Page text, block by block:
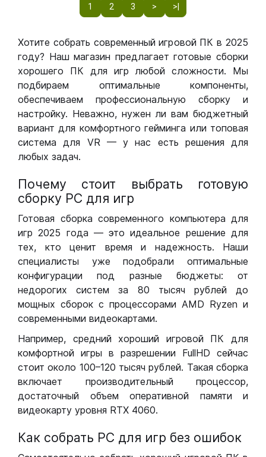
1 2 3 > >|
Хотите собрать современный игровой ПК в 2025
году? Наш магазин предлагает готовые сборки
хорошего ПК для игр любой сложности. Мы
подбираем оптимальные компоненты,
обеспечиваем профессиональную сборку и
настройку. Неважно, нужен ли вам бюджетный
вариант для комфортного гейминга или топовая
система для VR — у нас есть решения для
любых задач.
Почему стоит выбрать готовую
сборку РС для игр
Готовая сборка современного компьютера для
игр 2025 года — это идеальное решение для
тех, кто ценит время и надежность. Наши
специалисты уже подобрали оптимальные
конфигурации под разные бюджеты: от
недорогих систем за 80 тысяч рублей до
мощных сборок с процессорами AMD Ryzen и
современными видеокартами.
Например, средний хороший игровой ПК для
комфортной игры в разрешении FullHD сейчас
стоит около 100–120 тысяч рублей. Такая сборка
включает производительный процессор,
достаточный объем оперативной памяти и
видеокарту уровня RTX 4060.
Как собрать РС для игр без ошибок